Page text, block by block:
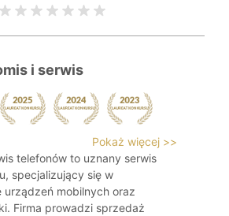
i serwis
Pokaż więcej >>
telefonów to uznany serwis
specjalizujący się w
urządzeń mobilnych oraz
Firma prowadzi sprzedaż